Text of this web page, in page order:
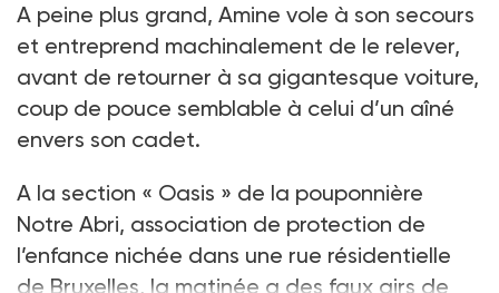
A peine plus grand, Amine vole à son secours
et entreprend machinalement de le relever,
avant de retourner à sa gigantesque voiture,
coup de pouce semblable à celui d’un aîné
envers son cadet.
A la section « Oasis » de la pouponnière
Notre Abri, association de protection de
l’enfance nichée dans une rue résidentielle
de Bruxelles, la matinée a des faux airs de